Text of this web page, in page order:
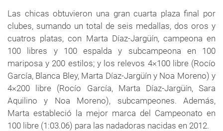
Las chicas obtuvieron una gran cuarta plaza final por
clubes, sumando un total de seis medallas, dos oros y
cuatros platas, con Marta Díaz-Jargüín, campeona en
100 libres y 100 espalda y subcampeona en 100
mariposa y 200 estilos; y los relevos 4×100 libre (Rocío
García, Blanca Bley, Marta Díaz-Jargüín y Noa Moreno) y
4×200 libre (Rocío García, Marta Díaz-Jargüín, Sara
Aquilino y Noa Moreno), subcampeones. Además,
Marta estableció la mejor marca del Campeonato en
100 libre (1:03.06) para las nadadoras nacidas en 2012.